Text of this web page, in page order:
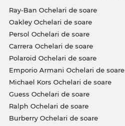
Ray-Ban Ochelari de soare
Oakley Ochelari de soare
Persol Ochelari de soare
Carrera Ochelari de soare
Polaroid Ochelari de soare
Emporio Armani Ochelari de soare
Michael Kors Ochelari de soare
Guess Ochelari de soare
Ralph Ochelari de soare
Burberry Ochelari de soare